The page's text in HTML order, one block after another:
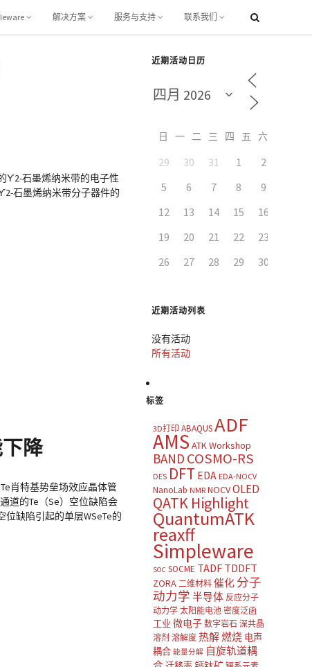
解决方案 服务与支持 联系我们
ϒ2-石墨烯纳米带的电子性
石墨烯纳米带分子器件的
降
肖特基势垒场效应晶体管
道的Te（Se）空位缺陷会
位缺陷引起的单层WSeTe的
近期活动日历
日 一 二 三 四 五
29 30 31 1 2
5
6 7 8 9
12
13 14 15 16
19
20 21 22 23
26
27 28 29 30
近期活动列表
没有活动
所有活动
标签
3D打印 ABAQUSADF
AMS ATK Workshop
BAND COSMO-RS
DES DFT EDA EDA-NOCV
NanoLab NMR NOCVOLED
QATK Highlight
QuantumATK
reaxff
Simpleware
SOC SOCME TADF TDDFT
ZORA 二维材料 催化 分子
动力学 半导体 反应分子
动力学 太阳能电池 密度泛函
工业 微电子 数字岩石 深共晶
溶剂 溶解度 热解燃烧 电声
耦合 能量分解 自旋轨道耦